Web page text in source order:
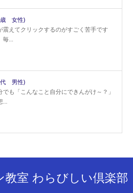
女性)
震えてクリックするのがすごく苦手です
毎...
男性)
でも「こんなこと自分にできんがけ～？」
...
教室 わらびしい倶楽部